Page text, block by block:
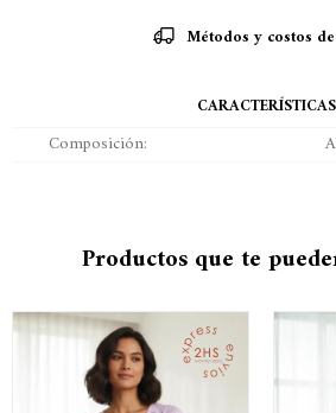
Métodos y costos
CARACTERÍSTICAS
Composición
Productos que te